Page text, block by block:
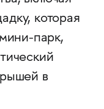
которая
парк,
в